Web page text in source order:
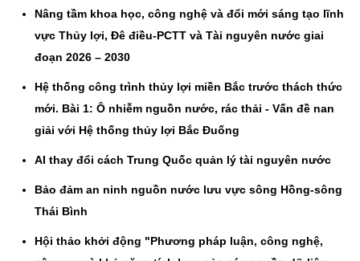
Nâng tầm khoa học, công nghệ và đổi mới sáng tạo lĩnh
vực Thủy lợi, Đê điều-PCTT và Tài nguyên nước giai
đoạn 2026 – 2030
Hệ thống công trình thủy lợi miền Bắc trước thách thức
mới. Bài 1: Ô nhiễm nguồn nước, rác thải - Vấn đề nan
giải với Hệ thống thủy lợi Bắc Đuống
AI thay đổi cách Trung Quốc quản lý tài nguyên nước
Bảo đảm an ninh nguồn nước lưu vực sông Hồng-sông
Thái Bình
Hội thảo khởi động "Phương pháp luận, công nghệ,